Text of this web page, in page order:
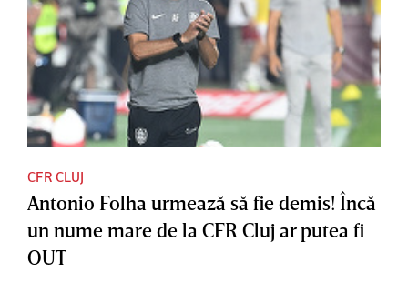
CFR CLUJ
Antonio Folha urmează să fie demis! Încă
un nume mare de la CFR Cluj ar putea fi
OUT